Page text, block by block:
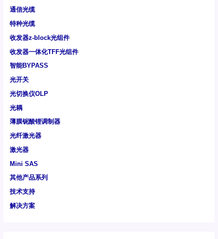
通信光缆
特种光缆
收发器z-block光组件
收发器一体化TFF光组件
智能BYPASS
光开关
光切换仪OLP
光耦
薄膜铌酸锂调制器
光纤激光器
激光器
Mini SAS
其他产品系列
技术支持
解决方案